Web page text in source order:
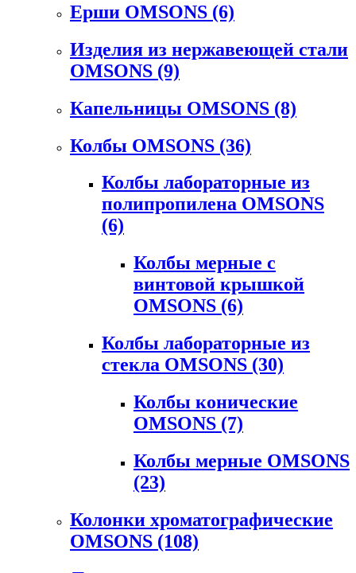
Ерши OMSONS (6)
Изделия из нержавеющей стали
OMSONS (9)
Капельницы OMSONS (8)
Колбы OMSONS (36)
Колбы лабораторные из
полипропилена OMSONS
(6)
Колбы мерные с
винтовой крышкой
OMSONS (6)
Колбы лабораторные из
стекла OMSONS (30)
Колбы конические
OMSONS (7)
Колбы мерные OMSONS
(23)
Колонки хроматографические
OMSONS (108)